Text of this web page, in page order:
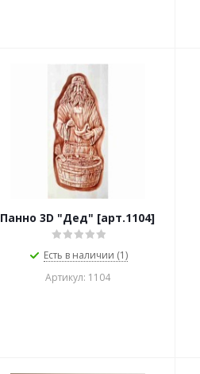
Панно 3D "Дед" [арт.1104]
Есть в наличии (1)
Артикул: 1104